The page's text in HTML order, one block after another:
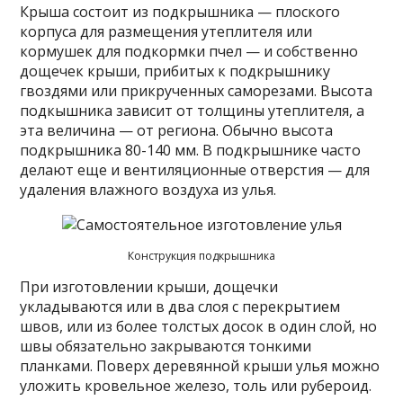
Крыша состоит из подкрышника — плоского
корпуса для размещения утеплителя или
кормушек для подкормки пчел — и собственно
дощечек крыши, прибитых к подкрышнику
гвоздями или прикрученных саморезами. Высота
подкышника зависит от толщины утеплителя, а
эта величина — от региона. Обычно высота
подкрышника 80-140 мм. В подкрышнике часто
делают еще и вентиляционные отверстия — для
удаления влажного воздуха из улья.
Конструкция подкрышника
При изготовлении крыши, дощечки
укладываются или в два слоя с перекрытием
швов, или из более толстых досок в один слой, но
швы обязательно закрываются тонкими
планками. Поверх деревянной крыши улья можно
уложить кровельное железо, толь или рубероид.